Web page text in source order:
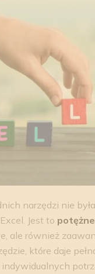
narzędzi nie
Jest to
ale również
które daje